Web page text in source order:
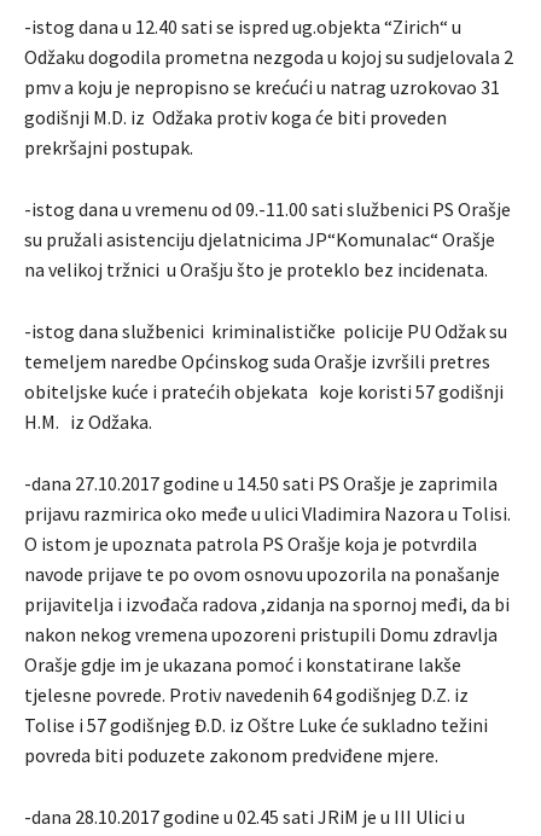
-istog dana u 12.40 sati se ispred ug.objekta “Zirich“ u
Odžaku dogodila prometna nezgoda u kojoj su sudjelovala 2
pmv a koju je nepropisno se krećući u natrag uzrokovao 31
godišnji M.D. iz Odžaka protiv koga će biti proveden
prekršajni postupak.
-istog dana u vremenu od 09.-11.00 sati službenici PS Orašje
su pružali asistenciju djelatnicima JP“Komunalac“ Orašje
na velikoj tržnici u Orašju što je proteklo bez incidenata.
-istog dana službenici kriminalističke policije PU Odžak su
temeljem naredbe Općinskog suda Orašje izvršili pretres
obiteljske kuće i pratećih objekata koje koristi 57 godišnji
H.M. iz Odžaka.
-dana 27.10.2017 godine u 14.50 sati PS Orašje je zaprimila
prijavu razmirica oko međe u ulici Vladimira Nazora u Tolisi.
O istom je upoznata patrola PS Orašje koja je potvrdila
navode prijave te po ovom osnovu upozorila na ponašanje
prijavitelja i izvođača radova ,zidanja na spornoj međi, da bi
nakon nekog vremena upozoreni pristupili Domu zdravlja
Orašje gdje im je ukazana pomoć i konstatirane lakše
tjelesne povrede. Protiv navedenih 64 godišnjeg D.Z. iz
Tolise i 57 godišnjeg Đ.D. iz Oštre Luke će sukladno težini
povreda biti poduzete zakonom predviđene mjere.
-dana 28.10.2017 godine u 02.45 sati JRiM je u III Ulici u